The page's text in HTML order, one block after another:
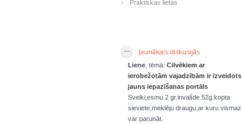
Praktiskas lietas
Jaunākais diskusijās
Liene , tēmā: Cilvēkiem ar
ierobežotām vajadzībām ir izveidots
jauns iepazīšanas portāls
Sveiki,esmu 2 gr.invalíde.52g.kopta
sieviete,meklēju draugu,ar kuru vismaz
var parunāt.